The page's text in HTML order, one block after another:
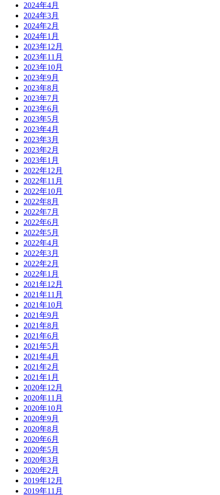
2024年4月
2024年3月
2024年2月
2024年1月
2023年12月
2023年11月
2023年10月
2023年9月
2023年8月
2023年7月
2023年6月
2023年5月
2023年4月
2023年3月
2023年2月
2023年1月
2022年12月
2022年11月
2022年10月
2022年8月
2022年7月
2022年6月
2022年5月
2022年4月
2022年3月
2022年2月
2022年1月
2021年12月
2021年11月
2021年10月
2021年9月
2021年8月
2021年6月
2021年5月
2021年4月
2021年2月
2021年1月
2020年12月
2020年11月
2020年10月
2020年9月
2020年8月
2020年6月
2020年5月
2020年3月
2020年2月
2019年12月
2019年11月